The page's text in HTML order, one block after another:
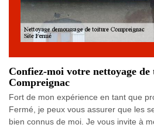
Confiez-moi votre nettoyage de
Compreignac
Fort de mon expérience en tant que
Fermé, je peux vous assurer que les
bien connus de moi. Je vous invite à